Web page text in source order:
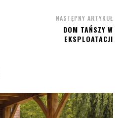
NASTĘPNY ARTYKUŁ
DOM TAŃSZY W
EKSPLOATACJI